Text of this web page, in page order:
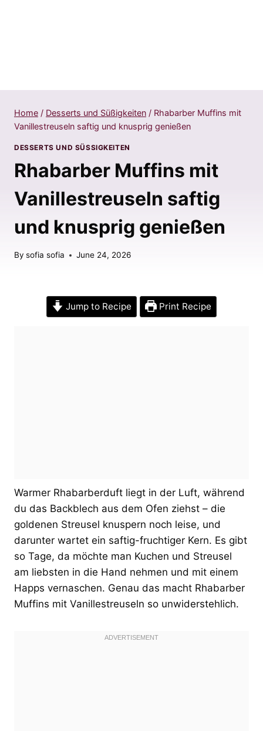
Home / Desserts und Süßigkeiten / Rhabarber Muffins mit
Vanillestreuseln saftig und knusprig genießen
DESSERTS UND SÜSSIGKEITEN
Rhabarber Muffins mit
Vanillestreuseln saftig
und knusprig genießen
By sofia sofia June 24, 2026
Jump to Recipe Print Recipe
Warmer Rhabarberduft liegt in der Luft, während
du das Backblech aus dem Ofen ziehst – die
goldenen Streusel knuspern noch leise, und
darunter wartet ein saftig-fruchtiger Kern. Es gibt
so Tage, da möchte man Kuchen und Streusel
am liebsten in die Hand nehmen und mit einem
Happs vernaschen. Genau das macht Rhabarber
Muffins mit Vanillestreuseln so unwiderstehlich.